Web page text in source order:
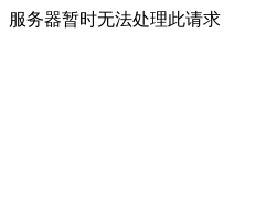
服务器暂时无法处理此请求